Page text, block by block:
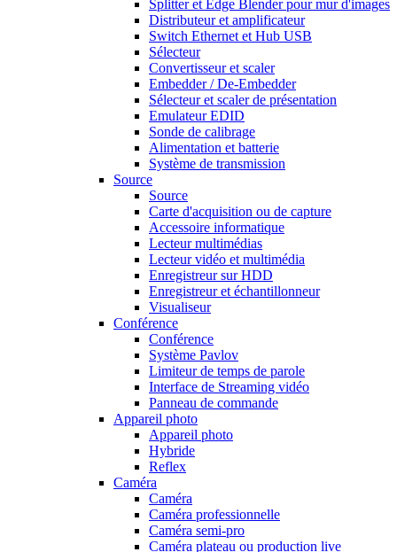
Splitter et Edge Blender pour mur d'images
Distributeur et amplificateur
Switch Ethernet et Hub USB
Sélecteur
Convertisseur et scaler
Embedder / De-Embedder
Sélecteur et scaler de présentation
Emulateur EDID
Sonde de calibrage
Alimentation et batterie
Système de transmission
Source
Source
Carte d'acquisition ou de capture
Accessoire informatique
Lecteur multimédias
Lecteur vidéo et multimédia
Enregistreur sur HDD
Enregistreur et échantillonneur
Visualiseur
Conférence
Conférence
Système Pavlov
Limiteur de temps de parole
Interface de Streaming vidéo
Panneau de commande
Appareil photo
Appareil photo
Hybride
Reflex
Caméra
Caméra
Caméra professionnelle
Caméra semi-pro
Caméra plateau ou production live